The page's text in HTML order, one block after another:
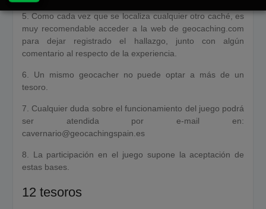
5. Como cada vez que se localiza cualquier otro caché, es
muy recomendable acceder a la web de geocaching.com
para dejar registrado el hallazgo, junto con algún
comentario al respecto de la experiencia.
6. Un mismo geocacher no puede optar a más de un
tesoro.
7. Cualquier duda sobre el funcionamiento del juego podrá
ser atendida por e-mail en:
cavernario@geocachingspain.es
8. La participación en el juego supone la aceptación de
estas bases.
12 tesoros